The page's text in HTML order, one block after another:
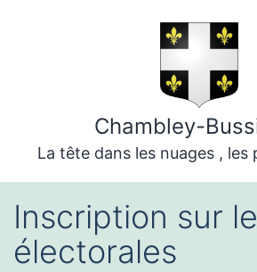
Chambley-
La tête dans les nuages , les
Inscription sur
électorales